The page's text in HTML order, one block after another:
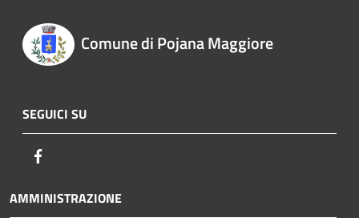
Comune di Pojana Maggiore
SEGUICI SU
AMMINISTRAZIONE